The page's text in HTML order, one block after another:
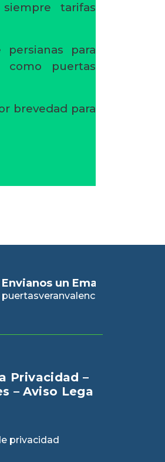
tarifas
para
como puertas
brevedad para
Online 24/7
960 73 03 04
Privacidad –
– Aviso Lega
privacidad